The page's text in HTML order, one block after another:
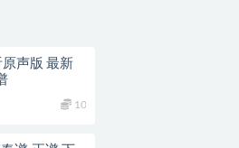
声版 最新
10